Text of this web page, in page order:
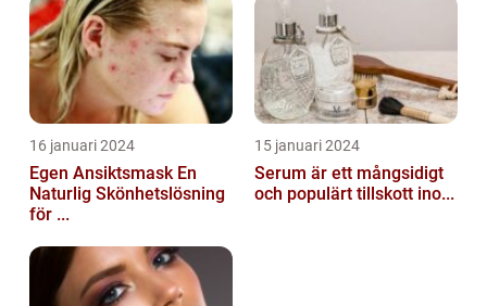
16 januari 2024
Egen Ansiktsmask En
Naturlig Skönhetslösning
för ...
15 januari 2024
Serum är ett mångsidigt
och populärt tillskott ino...